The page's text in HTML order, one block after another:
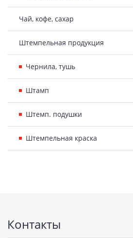
Чай, кофе, сахар
Штемпельная продукция
Чернила, тушь
Штамп
Штемп. подушки
Штемпельная краска
Контакты